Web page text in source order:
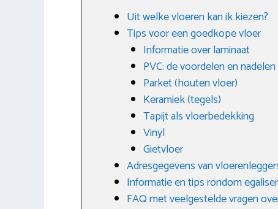
Uit welke vloeren kan ik kiezen?
Tips voor een goedkope vloer
Informatie over laminaat
PVC: de voordelen en nadelen
Parket (houten vloer)
Keramiek (tegels)
Tapijt als vloerbedekking
Vinyl
Gietvloer
Adresgegevens van
Informatie en tips rondom
FAQ met veelgestelde vragen